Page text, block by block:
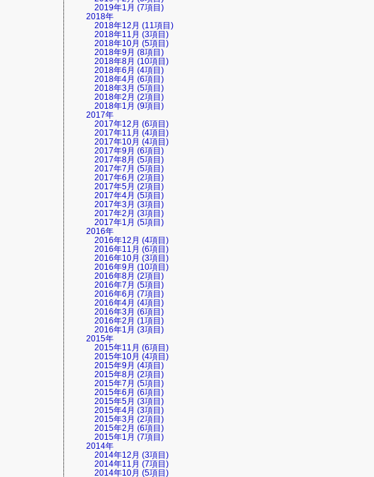
2019年1月 (7項目)
2018年
2018年12月 (11項目)
2018年11月 (3項目)
2018年10月 (5項目)
2018年9月 (8項目)
2018年8月 (10項目)
2018年6月 (4項目)
2018年4月 (6項目)
2018年3月 (5項目)
2018年2月 (2項目)
2018年1月 (9項目)
2017年
2017年12月 (6項目)
2017年11月 (4項目)
2017年10月 (4項目)
2017年9月 (6項目)
2017年8月 (5項目)
2017年7月 (5項目)
2017年6月 (2項目)
2017年5月 (2項目)
2017年4月 (5項目)
2017年3月 (3項目)
2017年2月 (3項目)
2017年1月 (5項目)
2016年
2016年12月 (4項目)
2016年11月 (6項目)
2016年10月 (3項目)
2016年9月 (10項目)
2016年8月 (2項目)
2016年7月 (5項目)
2016年6月 (7項目)
2016年4月 (4項目)
2016年3月 (6項目)
2016年2月 (1項目)
2016年1月 (3項目)
2015年
2015年11月 (6項目)
2015年10月 (4項目)
2015年9月 (4項目)
2015年8月 (2項目)
2015年7月 (5項目)
2015年6月 (6項目)
2015年5月 (3項目)
2015年4月 (3項目)
2015年3月 (2項目)
2015年2月 (6項目)
2015年1月 (7項目)
2014年
2014年12月 (3項目)
2014年11月 (7項目)
2014年10月 (5項目)